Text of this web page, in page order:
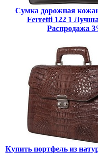
Сумка дорожная
Ferretti 122 1
Распродажа
Купить портфель из